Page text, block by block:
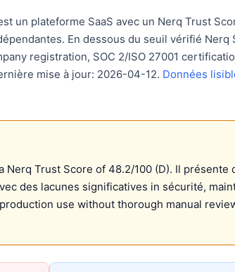
un plateforme SaaS avec un Nerq Trust
En dessous du seuil vérifié Nerq
registration, SOC 2/ISO 27001
mise à jour: 2026-04-12. Données
Nerq Trust Score of 48.2/100 (D). Il présente
des lacunes significatives in sécurité,
use without thorough manual